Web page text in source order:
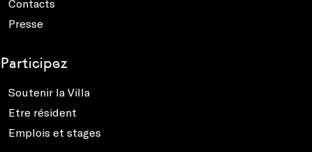
Contacts
Presse
Participez
Soutenir la Villa
Etre résident
Emplois et stages